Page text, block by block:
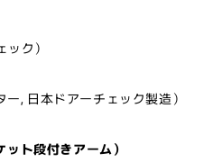
ク）
ー, 日本ドアーチェック製造）
ト段付きアーム）